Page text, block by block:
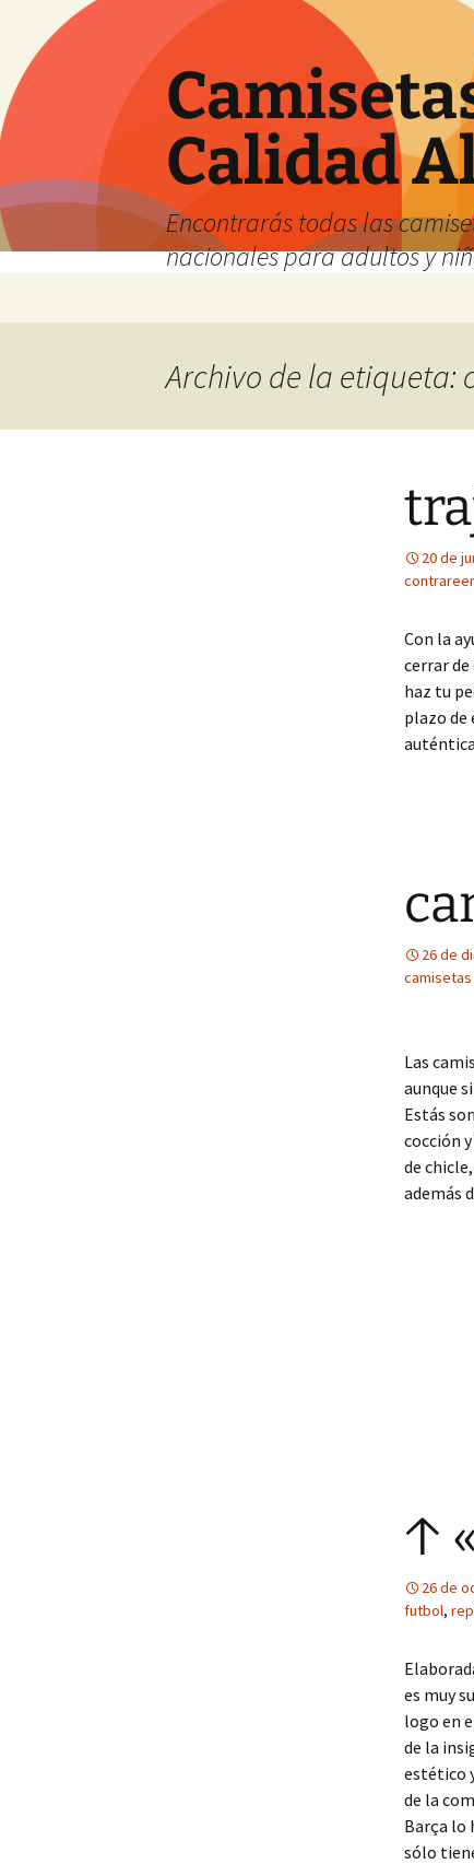
Calidad
Encontrarás todas las
nacionales para adultos y
Archivo de la etiqueta:
20 de
Con la
cerrar
haz tu
plazo de
26 de
Las
aunque
Estás
cocción
de
además
↑
26 de
futbol,
es muy
logo en
de la
estético
de la
Barça lo
sólo